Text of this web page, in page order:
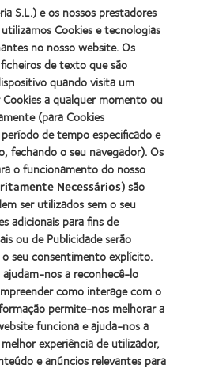
Contacto
(2013)
about
2011
Best
Factory
Awards
(2011)
Learn
more
about
2012
Manufacturing
Leadership
100
(ML
100)
Award
(2012)
Learn
more
about
Prémio
da
Industria
da
BCLA
de contacto
S.L.) e os nossos prestadores
Cookies e tecnologias
no nosso website. Os
de texto que são
quando visita um
a qualquer momento ou
(para Cookies
de tempo especificado e
fechando o seu navegador). Os
o funcionamento do nosso
Necessários) são
ser utilizados sem o seu
adicionais para fins de
ou de Publicidade serão
seu consentimento explícito.
ajudam-nos a reconhecê-lo
como interage com o
permite-nos melhorar a
funciona e ajuda-nos a
experiência de utilizador,
e anúncios relevantes para